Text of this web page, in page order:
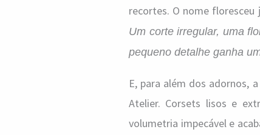
recortes. O nome floresceu
Um corte irregular, uma
pequeno detalhe ganha
E, para além dos adornos,
Atelier. Corsets lisos e
volumetria impecável e